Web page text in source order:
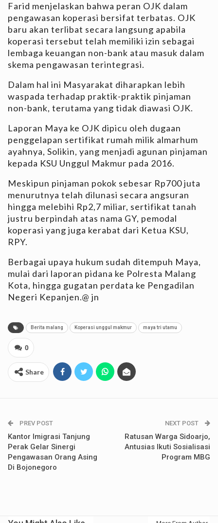
Farid menjelaskan bahwa peran OJK dalam
pengawasan koperasi bersifat terbatas. OJK
baru akan terlibat secara langsung apabila
koperasi tersebut telah memiliki izin sebagai
lembaga keuangan non-bank atau masuk dalam
skema pengawasan terintegrasi.
Dalam hal ini Masyarakat diharapkan lebih
waspada terhadap praktik-praktik pinjaman
non-bank, terutama yang tidak diawasi OJK.
Laporan Maya ke OJK dipicu oleh dugaan
penggelapan sertifikat rumah milik almarhum
ayahnya, Solikin, yang menjadi agunan pinjaman
kepada KSU Unggul Makmur pada 2016.
Meskipun pinjaman pokok sebesar Rp700 juta
menurutnya telah dilunasi secara angsuran
hingga melebihi Rp2,7 miliar, sertifikat tanah
justru berpindah atas nama GY, pemodal
koperasi yang juga kerabat dari Ketua KSU,
RPY.
Berbagai upaya hukum sudah ditempuh Maya,
mulai dari laporan pidana ke Polresta Malang
Kota, hingga gugatan perdata ke Pengadilan
Negeri Kepanjen.@ jn
Berita malang Koperasi unggul makmur maya tri utamu
0
Share
PREV POST
Kantor Imigrasi Tanjung
Perak Gelar Sinergi
Pengawasan Orang Asing
Di Bojonegoro
NEXT POST
Ratusan Warga Sidoarjo,
Antusias Ikuti Sosialisasi
Program MBG